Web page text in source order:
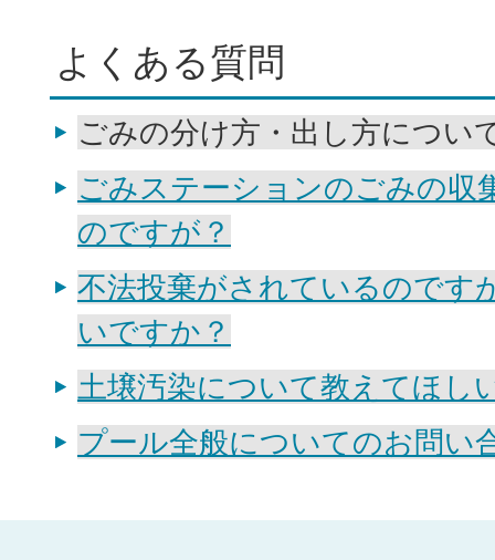
よくある質問
ごみの分け方・出し方につい
ごみステーションのごみの収
のですが？
不法投棄がされているのです
いですか？
土壌汚染について教えてほし
プール全般についてのお問い